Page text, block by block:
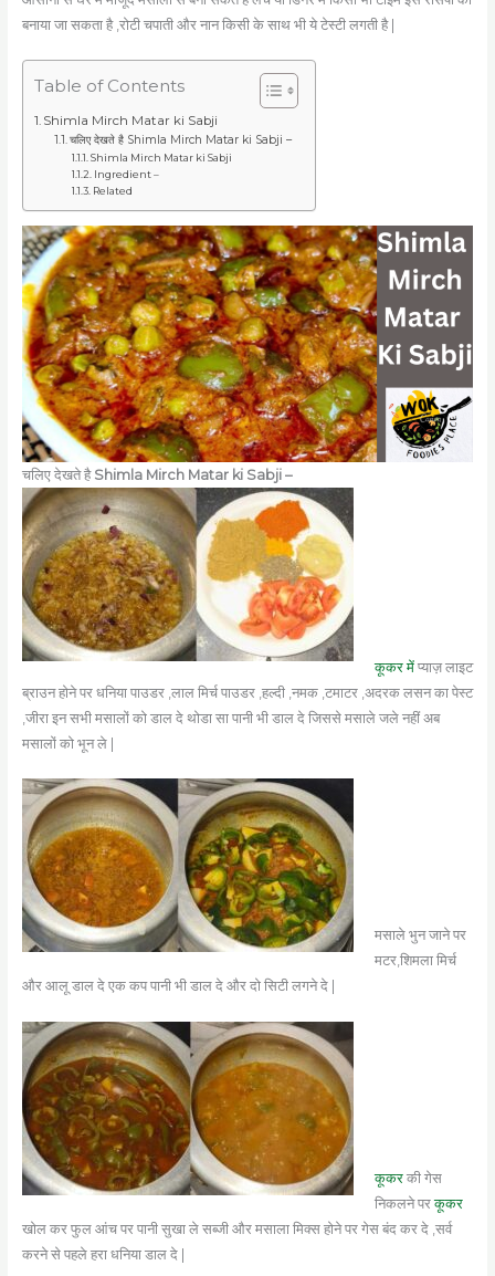
बनाया जा सकता है ,रोटी चपाती और नान किसी के साथ भी ये टेस्टी लगती है |
Table of Contents
Shimla Mirch Matar ki Sabji
चलिए देखते है Shimla Mirch Matar ki Sabji –
Shimla Mirch Matar ki Sabji
Ingredient –
Related
चलिए देखते है Shimla Mirch Matar ki Sabji –
कूकर मेंप्याज़ लाइट
ब्राउन होने पर धनिया पाउडर ,लाल मिर्च पाउडर ,हल्दी ,नमक ,टमाटर ,अदरक लसन का पेस्ट
,जीरा इन सभी मसालों को डाल दे थोडा सा पानी भी डाल दे जिससे मसाले जले नहीं अब
मसालों को भून ले |
मसाले भुन जाने पर
मटर,शिमला मिर्च
और आलू डाल दे एक कप पानी भी डाल दे और दो सिटी लगने दे |
कूकरकी गेस
निकलने परकूकर
खोल कर फुल आंच पर पानी सुखा ले सब्जी और मसाला मिक्स होने पर गेस बंद कर दे ,सर्व
करने से पहले हरा धनिया डाल दे |